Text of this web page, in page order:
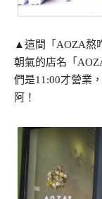
▲這間「AOZA熬
朝氣的店名「
們是11:00才營業
阿！